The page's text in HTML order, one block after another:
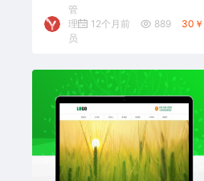
管
理
员
12个月前 889 30￥